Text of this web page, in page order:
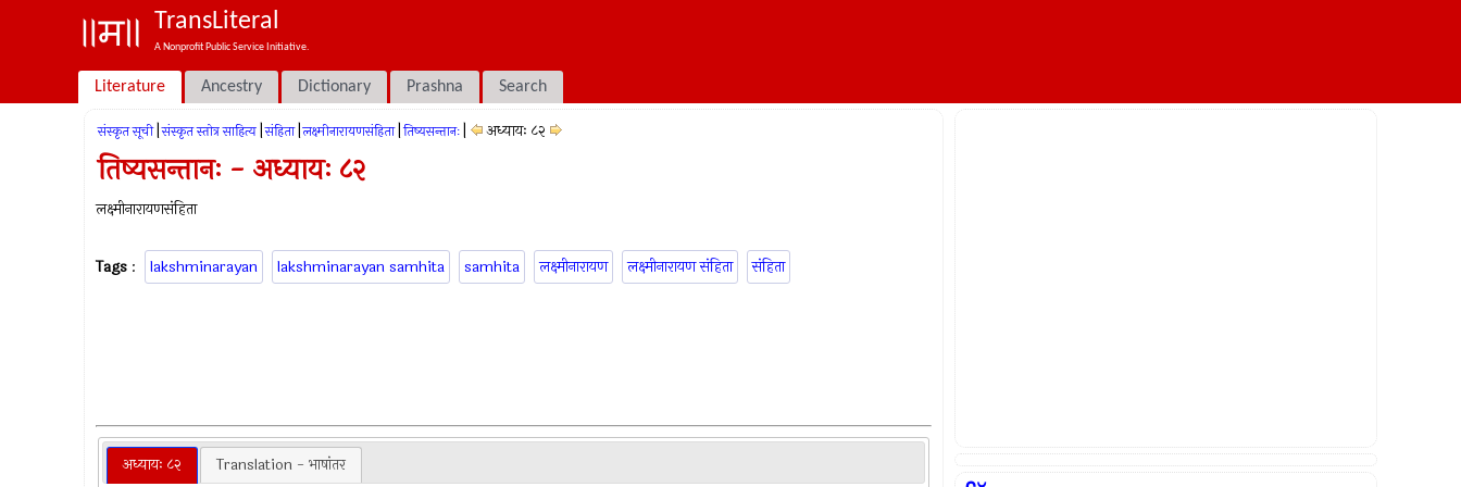
TransLiteral
A Nonprofit Public Service Initiative.
Literature Ancestry Dictionary Prashna Search
संस्कृत सूची संस्कृत स्तोत्र साहित्य संहिता लक्ष्मीनारायणसंहिता तिष्यसन्तानः अध्यायः ८२
तिष्यसन्तानः - अध्यायः ८२
लक्ष्मीनारायणसंहिता
Tags : lakshminarayan lakshminarayan samhita samhita लक्ष्मीनारायण लक्ष्मीनारायण संहिता संहिता
अध्यायः ८२ Translation - भाषांतर